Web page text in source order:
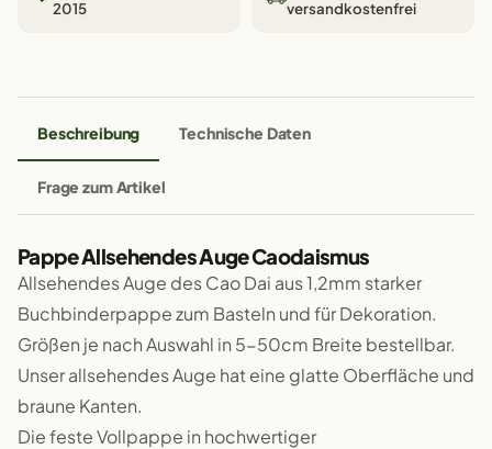
2015
versandkostenfrei
Beschreibung Technische Daten
Frage zum Artikel
Pappe Allsehendes Auge Caodaismus
Allsehendes Auge des Cao Dai aus 1,2mm starker
Buchbinderpappe zum Basteln und für Dekoration.
Größen je nach Auswahl in 5-50cm Breite bestellbar.
Unser allsehendes Auge hat eine glatte Oberfläche und
braune Kanten.
Die feste Vollpappe in hochwertiger